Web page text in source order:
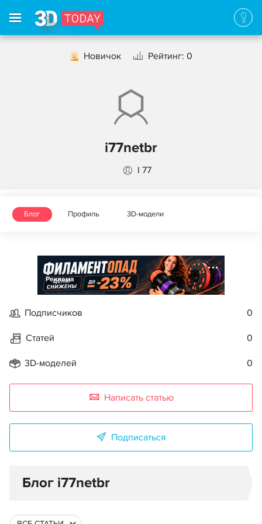
Новичок Рейтинг: 0
i77netbr
I 77
Блог Профиль 3D-модели
Реклама
Подписчиков 0
Статей 0
3D-моделей 0
Написать статью
Подписаться
Блог i77netbr